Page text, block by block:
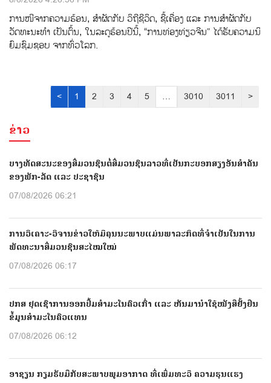
ການ​​ໜີ​ຈາກ​ຄວາມ​ຮ້ອນ, ​ສຳ​ຜັດ​ກັບ ​ວິ​ຖີ​ຊີ​ວິດ, ​ຊື້​ເຄື່ອງ ແລະ​ ການ​ສຳ​ຜັດ​ກັບ​
ວັດ​ທະ​ນະ​ທຳ ເປັນ​ຕົ້ນ, ໃນ​ລະ​ດູ​ຮ້ອນ​ປີ​ນີ້, “ການ​ທ່ອງ​ທ່ຽວ​ຈີນ” ​ໄດ້​ຮັບ​ຄວາມ​ນິ​
ຍົມ​ຊົມ​ຊອບ ຈາກ​ທົ່ວໂລກ.
< 1 2 3 4 5 … 3010 3011 >
ຂ່າວ
ບາງທັດສະນະຂອງສື່ມວນຊົນຕໍ່ສື່ມວນຊົນລາວທີ່ເປັນກະບອກສຽງອັນສຳຄັນ
ຂອງພັກ-ລັດ ແລະ ປະຊາຊົນ
07/08/2026 06:21
ການວິເຄາະ-ວິຈານຂ່າວໃຫ້ມີຄຸນນະພາບແມ່ນພາລະກິດທີ່ຈຳເປັນໃນການ
ພັດທະນາສື່ມວນຊົນສະໄໝໃໝ່
07/08/2026 06:17
ປກສ ຢຸດເຊົາການອອກປື້ມສຳມະໂນຄົວເກົ່າ ແລະ ຫັນມານຳໃຊ້ໜັງສືຢັ້ງຢືນ
ຂໍ້ມູນສຳມະໂນຄົວແທນ
07/08/2026 06:12
ອາຊຽນ ກຽມຮັບມືກັບສະພາບພູມອາກາດ ທີ່ເພີ່ມທະວີ ຄວາມຮຸນແຮງ